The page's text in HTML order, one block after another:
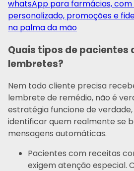
whatsApp para farmácias,
personalizado, promoções e
na palma da mão
Quais tipos de pacientes
lembretes?
Nem todo cliente precisa
lembrete de remédio, não é
estratégia funcione de
identificar quem realmente se
mensagens automáticas.
Pacientes com receitas
exigem atenção especial.